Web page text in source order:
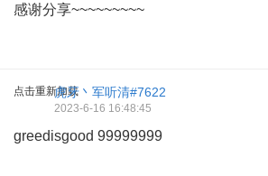
感谢分享~~~~~~~~~
点击重新加载虎牙丶军听清#7622
2023-6-16 16:48:45
greedisgood 99999999